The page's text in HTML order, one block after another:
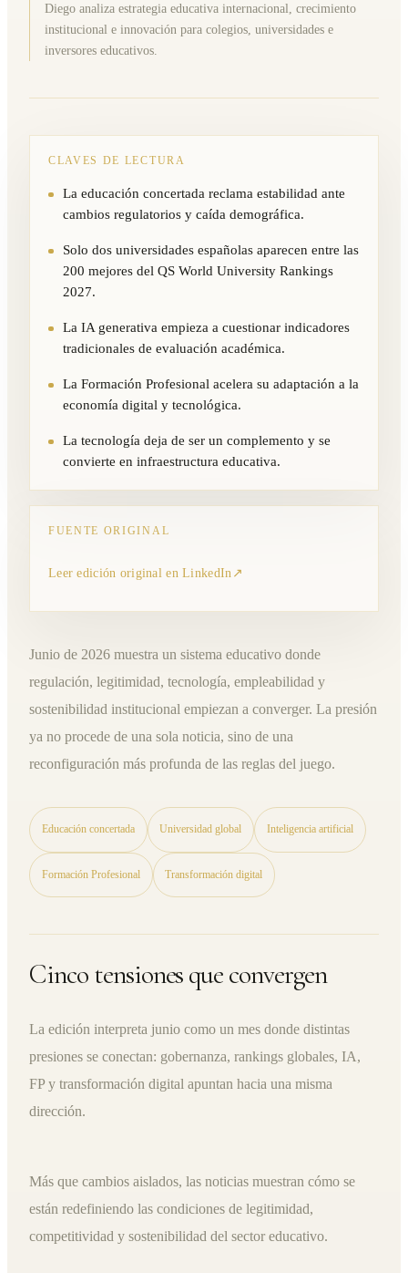
Diego analiza estrategia educativa internacional, crecimiento
institucional e innovación para colegios, universidades e
inversores educativos.
CLAVES DE LECTURA
La educación concertada reclama estabilidad ante
cambios regulatorios y caída demográfica.
Solo dos universidades españolas aparecen entre las
200 mejores del QS World University Rankings
2027.
La IA generativa empieza a cuestionar indicadores
tradicionales de evaluación académica.
La Formación Profesional acelera su adaptación a la
economía digital y tecnológica.
La tecnología deja de ser un complemento y se
convierte en infraestructura educativa.
FUENTE ORIGINAL
Leer edición original en LinkedIn ↗
Junio de 2026 muestra un sistema educativo donde
regulación, legitimidad, tecnología, empleabilidad y
sostenibilidad institucional empiezan a converger. La presión
ya no procede de una sola noticia, sino de una
reconfiguración más profunda de las reglas del juego.
Educación concertada Universidad global Inteligencia artificial
Formación Profesional Transformación digital
Cinco tensiones que convergen
La edición interpreta junio como un mes donde distintas
presiones se conectan: gobernanza, rankings globales, IA,
FP y transformación digital apuntan hacia una misma
dirección.
Más que cambios aislados, las noticias muestran cómo se
están redefiniendo las condiciones de legitimidad,
competitividad y sostenibilidad del sector educativo.